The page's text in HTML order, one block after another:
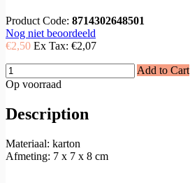
Product Code: 8714302648501
Nog niet beoordeeld
€2,50 Ex Tax: €2,07
Add to Cart
Op voorraad
Description
Materiaal: karton
Afmeting: 7 x 7 x 8 cm